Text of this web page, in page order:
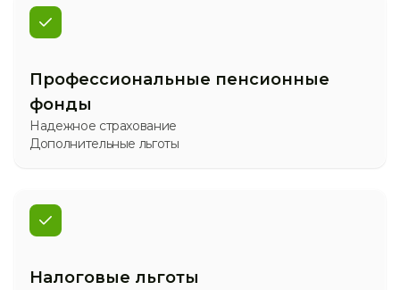
Профессиональные пенсионные
фонды
Надежное страхование
Дополнительные льготы
Налоговые льготы